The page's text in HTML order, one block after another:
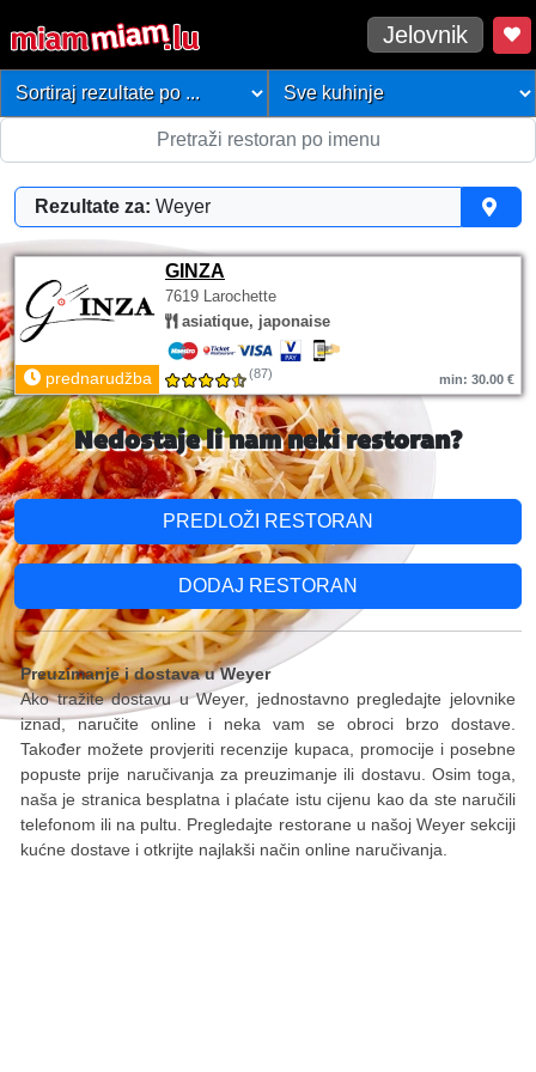
Jelovnik
Rezultate za: Weyer
GINZA
7619 Larochette
asiatique, japonaise
prednarudžba (87) min: 30.00 €
Nedostaje li nam neki restoran?
PREDLOŽI RESTORAN
DODAJ RESTORAN
Preuzimanje i dostava u Weyer
Ako tražite dostavu u Weyer, jednostavno pregledajte jelovnike
iznad, naručite online i neka vam se obroci brzo dostave.
Također možete provjeriti recenzije kupaca, promocije i posebne
popuste prije naručivanja za preuzimanje ili dostavu. Osim toga,
naša je stranica besplatna i plaćate istu cijenu kao da ste naručili
telefonom ili na pultu. Pregledajte restorane u našoj Weyer sekciji
kućne dostave i otkrijte najlakši način online naručivanja.